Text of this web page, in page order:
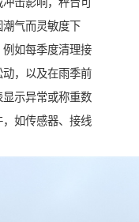
击影响，秤台可
气而灵敏度下
如每季度清理接
，以及在雨季前
示异常或称重数
如传感器、接线